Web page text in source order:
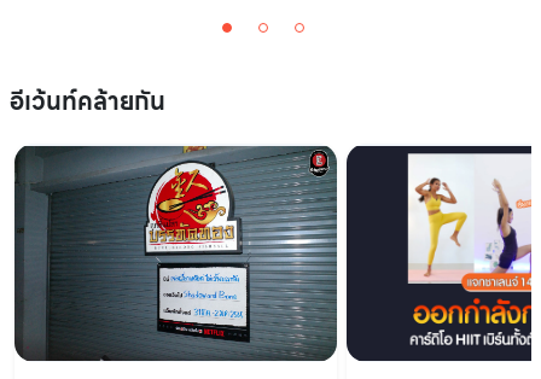
อีเว้นท์คล้ายกัน